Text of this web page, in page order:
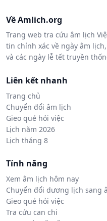
Về Amlich.org
Trang web tra cứu âm lịch
tin chính xác về ngày âm
và các ngày lễ tết truyền
Liên kết nhanh
Trang chủ
Chuyển đổi âm lịch
Gieo quẻ hỏi việc
Lịch năm 2026
Lịch tháng 8
Tính năng
Xem âm lịch hôm nay
Chuyển đổi dương lịch sang
Gieo quẻ hỏi việc
Tra cứu can chi